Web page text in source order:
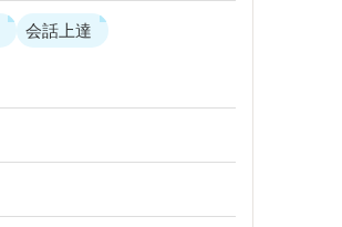
会話上達